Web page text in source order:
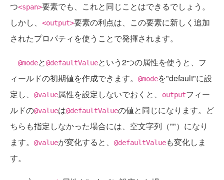
つ<span>要素でも、これと同じことはできるでしょう。
しかし、
<output>要素の利点は、この要素に新しく追加
されたプロパティを使うことで発揮されます。
@modeと@defaultValueという2つの属性を使うと、フ
ィールドの初期値を作成できます。
@modeを"default"に設
定し、
@value属性を設定しないでおくと、 outputフィー
ルドの@valueは@defaultValueの値と同じになります。ど
ちらも指定しなかった場合には、空文字列（""）になり
ます。
@valueが変化すると、 @defaultValueも変化しま
す。